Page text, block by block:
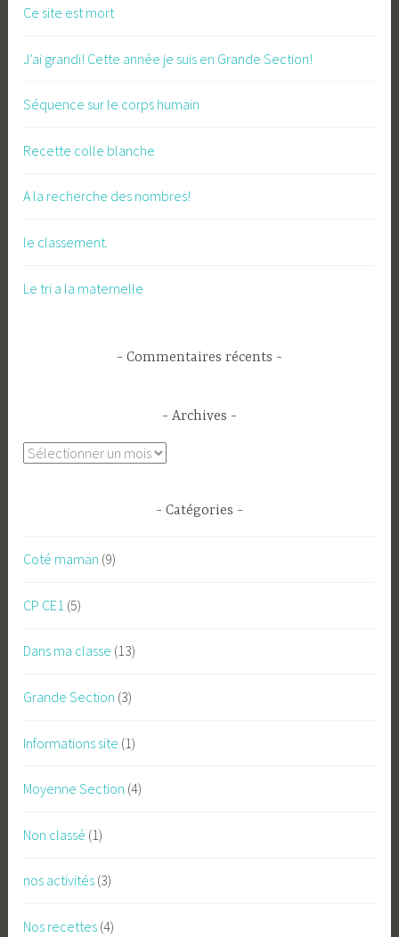
Ce site est mort
J’ai grandi! Cette année je suis en Grande Section!
Séquence sur le corps humain
Recette colle blanche
A la recherche des nombres!
le classement.
Le tri a la maternelle
Commentaires récents
Archives
Archives
Catégories
Coté maman (9)
CP CE1 (5)
Dans ma classe (13)
Grande Section (3)
Informations site (1)
Moyenne Section (4)
Non classé (1)
nos activités (3)
Nos recettes (4)